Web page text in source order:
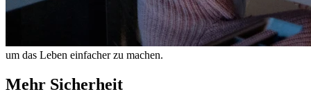
um das Leben einfacher zu machen.
Mehr Sicherheit